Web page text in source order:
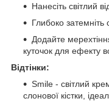
Нанесіть світлий
Глибоко затемніть
Додайте
куточок для ефекту
Відтінки:
Smile - світлий
слонової кістки,